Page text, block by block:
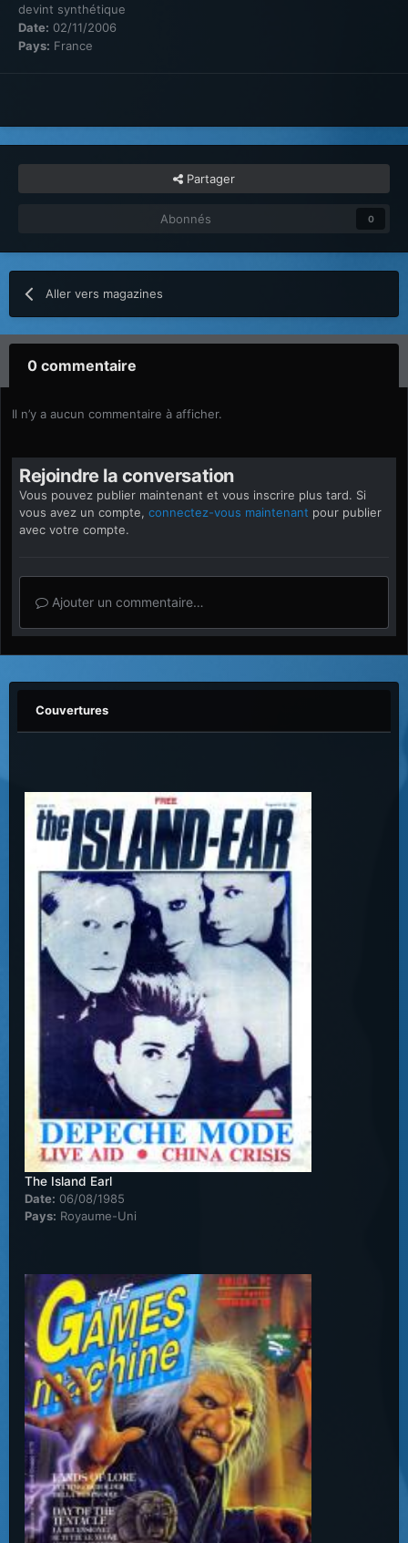
devint synthétique
Date: 02/11/2006
Pays: France
Partager
Abonnés 0
Aller vers magazines
0 commentaire
Il n’y a aucun commentaire à afficher.
Rejoindre la conversation
Vous pouvez publier maintenant et vous inscrire plus tard. Si
vous avez un compte, connectez-vous maintenant pour publier
avec votre compte.
Ajouter un commentaire…
Couvertures
The Island Earl
Date: 06/08/1985
Pays: Royaume-Uni